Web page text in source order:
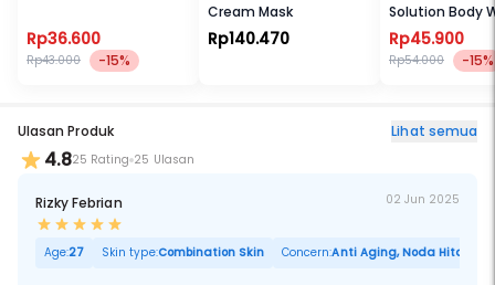
Rp36.600
Rp43.000 -15%
Cream Mask
Rp140.470
Solution Body
Rp45.900
Rp54.000 -15%
Ulasan Produk Lihat semua
4.825 Rating 25 Ulasan
Rizky Febrian 02 Jun 2025
Age:27 Skin type:Combination Skin Concern:Anti Aging, Noda Hitam,